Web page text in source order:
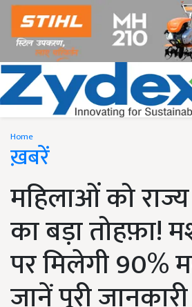
Home
ख़बरें
महिलाओं को
का बड़ा तोहफ़ा!
पर मिलेगी 90%